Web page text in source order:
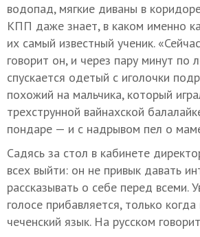
водопад, мягкие диваны в
КПП даже знает, в каком именно
их самый известный ученик.
говорит он, и через пару минут по
спускается одетый с иголочки
похожий на мальчика, который
трехструнной вайнахской
пондаре — и с надрывом пел о
Садясь за стол в кабинете
всех выйти: он не привык давать
рассказывать о себе перед всеми.
голосе прибавляется, только
чеченский язык. На русском